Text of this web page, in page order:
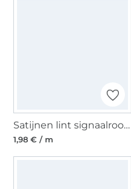
Satijnen lint signaalrood (40 mm)
1,98 € / m